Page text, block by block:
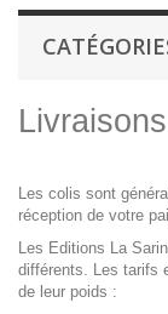
Les colis sont
réception de votre
Les Editions La
différents. Les tarifs
de leur poids :